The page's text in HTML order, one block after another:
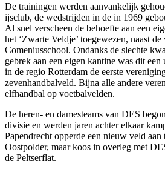
De trainingen werden aanvankelijk
ijsclub, de wedstrijden in de in 1969
Al snel verscheen de behoefte aan een
het ‘Zwarte Veldje’ toegewezen, naast
Comeniusschool. Ondanks de slechte
gebrek aan een eigen kantine was dit
in de regio Rotterdam de eerste
zevenhandbalveld. Bijna alle andere
elfhandbal op voetbalvelden.
De heren- en damesteams van DES
divisie en werden jaren achter elkaar
Papendrecht opperde een nieuw veld
Oostpolder, maar koos in overleg met
de Peltserflat.